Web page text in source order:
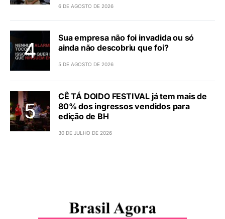
6 DE AGOSTO DE 2026
Sua empresa não foi invadida ou só
ainda não descobriu que foi?
5 DE AGOSTO DE 2026
CÊ TÁ DOIDO FESTIVAL já tem mais de
80% dos ingressos vendidos para
edição de BH
30 DE JULHO DE 2026